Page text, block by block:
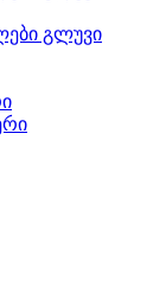
გლუვი